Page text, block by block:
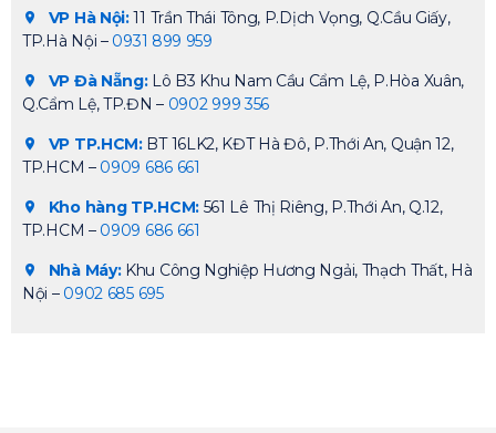
VP Hà Nội:11 Trần Thái Tông, P.Dịch Vọng, Q.Cầu Giấy,
TP.Hà Nội – 0931 899 959
VP Đà Nẵng:Lô B3 Khu Nam Cầu Cẩm Lệ, P.Hòa Xuân,
Q.Cẩm Lệ, TP.ĐN – 0902 999 356
VP TP.HCM:BT 16LK2, KĐT Hà Đô, P.Thới An, Quận 12,
TP.HCM – 0909 686 661
Kho hàng TP.HCM:561 Lê Thị Riêng, P.Thới An, Q.12,
TP.HCM – 0909 686 661
Nhà Máy:Khu Công Nghiệp Hương Ngải, Thạch Thất, Hà
Nội – 0902 685 695